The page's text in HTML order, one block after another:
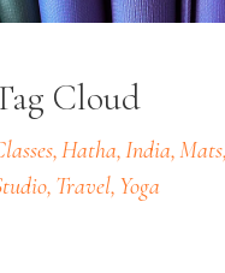
Cloud
Hatha India Mats
Travel Yoga